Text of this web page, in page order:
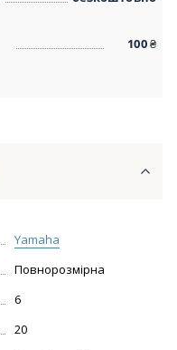
100₴
Yamaha
Повнорозмірна
6
20